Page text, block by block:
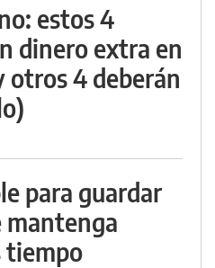
estos 4
dinero extra en
otros 4 deberán
para guardar
mantenga
tiempo